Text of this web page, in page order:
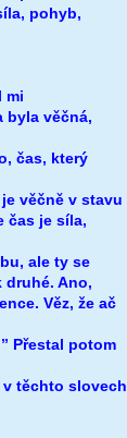
pohyb,
mi
byla věčná,
čas, který
věčně v stavu
čas je síla,
ale ty se
Ano,
Věz, že ač
Přestal potom
v těchto slovech